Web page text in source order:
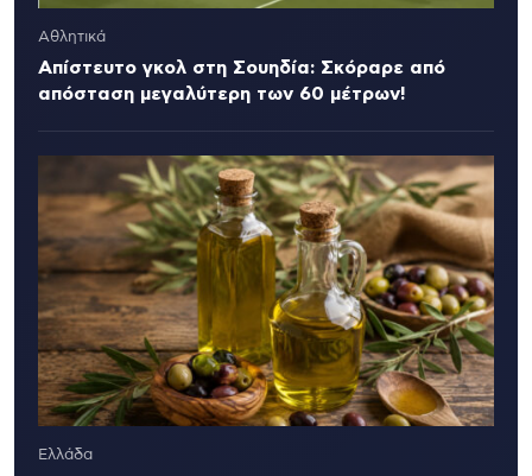
Αθλητικά
Απίστευτο γκολ στη Σουηδία: Σκόραρε από
απόσταση μεγαλύτερη των 60 μέτρων!
Ελλάδα